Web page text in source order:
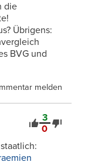
die
Übrigens:
BVG und
melden
3
0